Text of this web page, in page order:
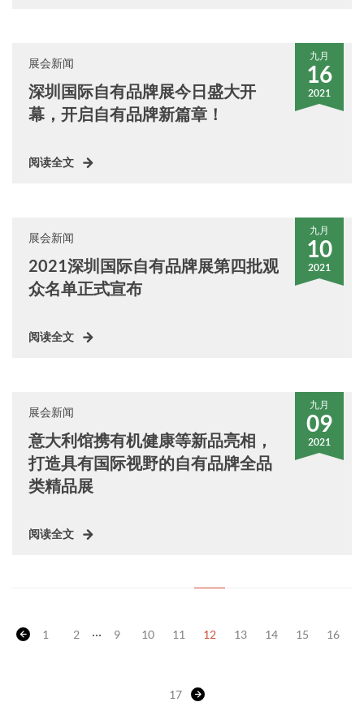
九月
16
2021
展会新闻
深圳国际自有品牌展今日盛大开
幕，开启自有品牌新篇章！
阅读全文
九月
10
2021
展会新闻
2021深圳国际自有品牌展第四批观
众名单正式宣布
阅读全文
九月
09
2021
展会新闻
意大利馆携有机健康等新品亮相，
打造具有国际视野的自有品牌全品
类精品展
阅读全文
1 2 9 10 11 12 13 14 15 16
17